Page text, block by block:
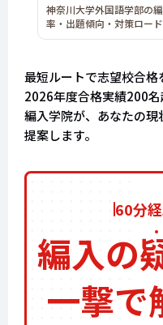
神奈川大学外国語学部の
率・出題傾向・対策ロー
最短ルートで志望校合格
2026年度合格実績200名
編入学院が、あなたの
提案します。
60分
編入の
一撃で